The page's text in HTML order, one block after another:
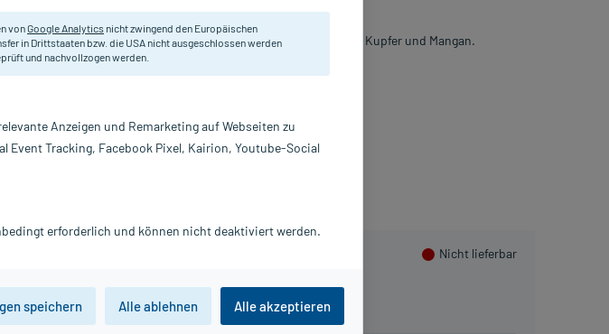
Nicht lieferbar
15 St 30 St 90 St
Nahrungsergänzungsmittel mit Glucomannan, Chitosan, Biotin, Kupfer und Mangan.
Darreichung:
Beutel
Hersteller:
Heilpflanzenwohl GmbH
vonGoogle Analytics nicht zwingend den Europäischen
in Drittstaaten bzw. die USA nicht ausgeschlossen werden
und nachvollzogen werden.
Anzeigen und Remarketing auf Webseiten zu
Event Tracking, Facebook Pixel, Kairion, Youtube-Social
erforderlich und können nicht deaktiviert werden.
speichern Alle ablehnen Alle akzeptieren